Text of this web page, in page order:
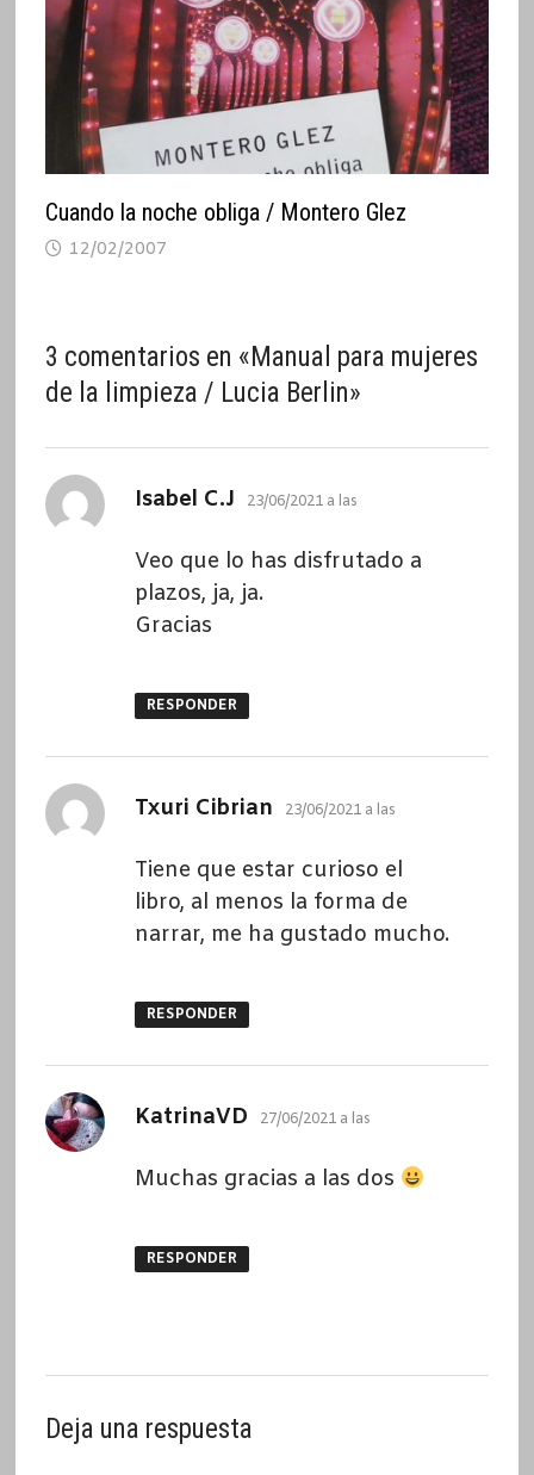
Cuando la noche obliga / Montero Glez
12/02/2007
3 comentarios en «Manual para mujeres
de la limpieza / Lucia Berlin»
Isabel C.J dice:
23/06/2021 a las
Veo que lo has disfrutado a
plazos, ja, ja.
Gracias
RESPONDER
Txuri Cibrian dice:
23/06/2021 a las
Tiene que estar curioso el
libro, al menos la forma de
narrar, me ha gustado mucho.
RESPONDER
KatrinaVD dice:
27/06/2021 a las
Muchas gracias a las dos
RESPONDER
Deja una respuesta